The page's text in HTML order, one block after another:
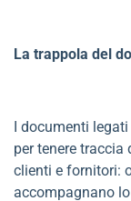
La trappola del
I documenti
per tenere traccia
clienti e fornitori:
accompagnano